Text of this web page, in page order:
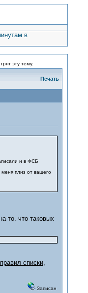
в
эту тему.
Печать
и в ФСБ
плиз от вашего
то. что таковых
списки,
Записан